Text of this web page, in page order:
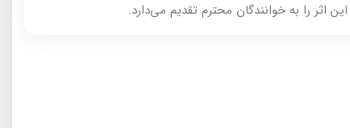
را به خوانندگان محترم تقديم مى‌دارد.